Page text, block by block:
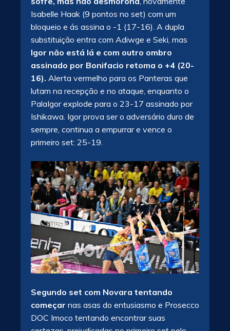
Isabelle Haak (9 pontos no set) com um
bloqueio e ás assina o -1 (17-16). A dupla
substituição entra com Adiwge e Seki, mas
Igor não está lá e com outro ombro
assinado por Bonifacio retoma o +4 (20-
16). Alerta vermelho para os Panteras que
lutam na recepção e no ataque, enquanto o
PalaIgor explode para o 23-17 assinado por
Ishikawa. Igor prova ser o adversário duro de
sempre, continua a empurrar e vence o
primeiro set: 25-19.
Segundo set com Novara tentando
começar nas asas do entusiasmo e Prosecco
DOC Imoco tentando encontrar suas